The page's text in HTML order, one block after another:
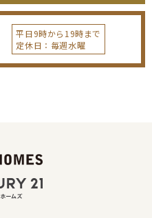
平日9時から19時まで
定休日：毎週水曜